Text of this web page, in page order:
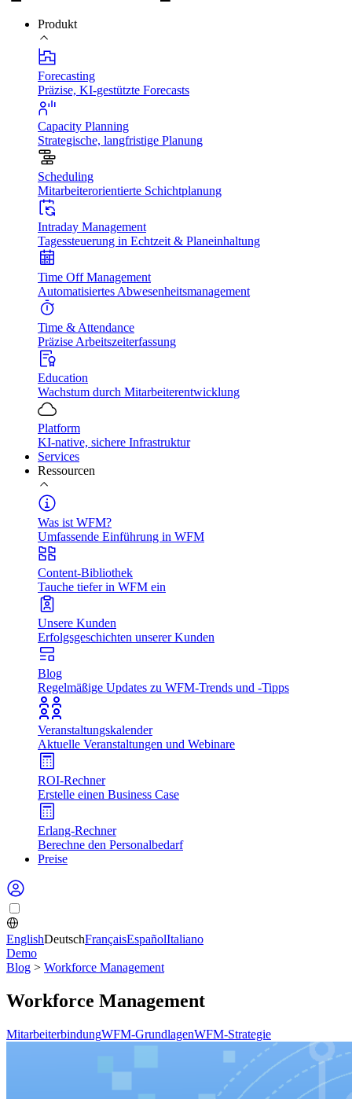
Produkt
Forecasting
Präzise, KI-gestützte Forecasts
Capacity Planning
Strategische, langfristige Planung
Scheduling
Mitarbeiterorientierte Schichtplanung
Intraday Management
Tagessteuerung in Echtzeit & Planeinhaltung
Time Off Management
Automatisiertes Abwesenheitsmanagement
Time & Attendance
Präzise Arbeitszeiterfassung
Education
Wachstum durch Mitarbeiterentwicklung
Platform
KI-native, sichere Infrastruktur
Services
Ressourcen
Was ist WFM?
Umfassende Einführung in WFM
Content-Bibliothek
Tauche tiefer in WFM ein
Unsere Kunden
Erfolgsgeschichten unserer Kunden
Blog
Regelmäßige Updates zu WFM-Trends und -Tipps
Veranstaltungskalender
Aktuelle Veranstaltungen und Webinare
ROI-Rechner
Erstelle einen Business Case
Erlang-Rechner
Berechne den Personalbedarf
Preise
EnglishDeutschFrançaisEspañolItaliano
Demo
Blog > Workforce Management
Workforce Management
MitarbeiterbindungWFM-GrundlagenWFM-Strategie